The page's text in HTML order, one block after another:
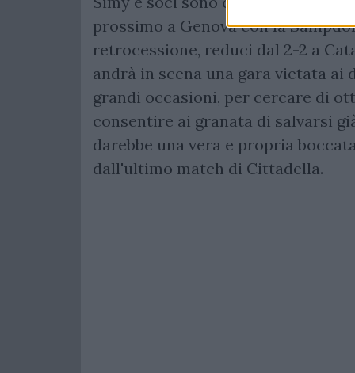
prossimo a Genova con la
retrocessione, reduci dal 2-2 a
andrà in scena una gara vietata
grandi occasioni, per cercare di
consentire ai granata di salvarsi
darebbe una vera e propria
dall'ultimo match di Cittadella.